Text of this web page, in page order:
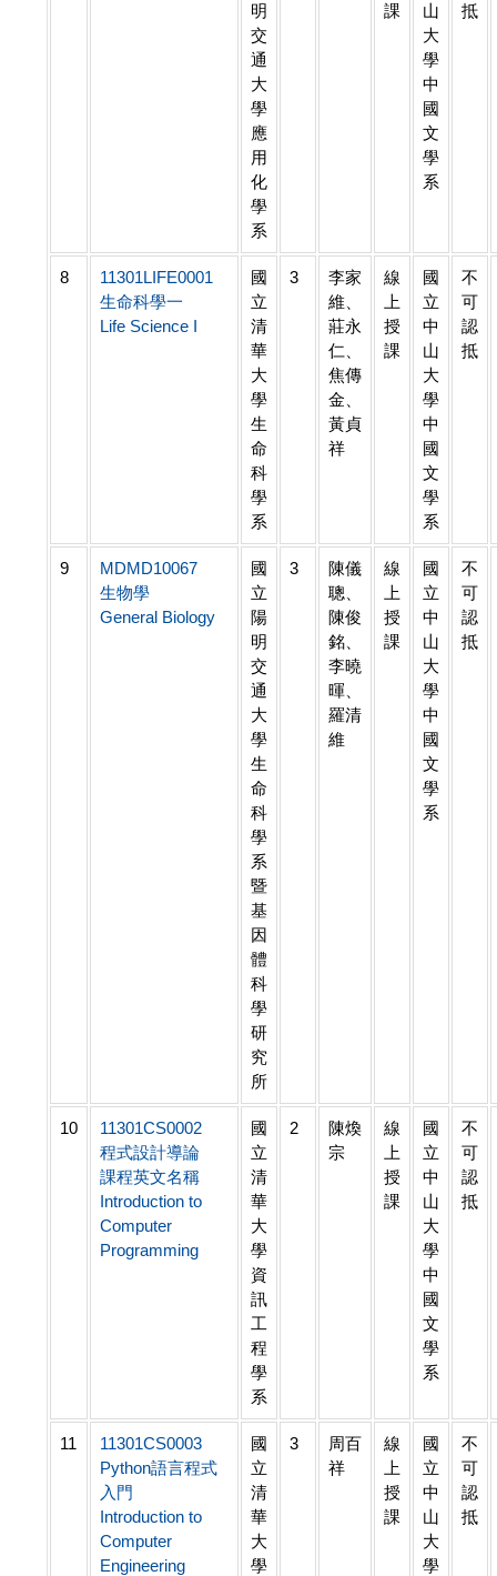
明
交
通
大
學
應
用
化
學
系
課
山
大
學
中
國
文
學
系
抵
8
11301LIFE0001
生命科學一
Life Science I
國
立
清
華
大
學
生
命
科
學
系
3
李家
維、
莊永
仁、
焦傳
金、
黃貞
祥
線
上
授
課
國
立
中
山
大
學
中
國
文
學
系
不
可
認
抵
9
MDMD10067
生物學
General Biology
國
立
陽
明
交
通
大
學
生
命
科
學
系
暨
基
因
體
科
學
研
究
所
3
陳儀
聰、
陳俊
銘、
李曉
暉、
羅清
維
線
上
授
課
國
立
中
山
大
學
中
國
文
學
系
不
可
認
抵
10
11301CS0002
程式設計導論
課程英文名稱
Introduction to
Computer
Programming
國
立
清
華
大
學
資
訊
工
程
學
系
2
陳煥
宗
線
上
授
課
國
立
中
山
大
學
中
國
文
學
系
不
可
認
抵
11
11301CS0003
Python語言程式
入門
Introduction to
Computer
Engineering
國
立
清
華
大
學
3
周百
祥
線
上
授
課
國
立
中
山
大
學
不
可
認
抵